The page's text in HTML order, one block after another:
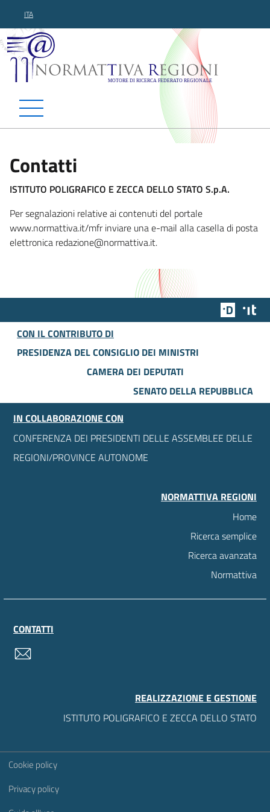
ITA
Normattiva Regioni -
Contatti
ISTITUTO POLIGRAFICO E ZECCA DELLO STATO S.p.A.
Per segnalazioni relative ai contenuti del portale
www.normattiva.it/mfr inviare una e-mail alla casella di posta
elettronica redazione@normattiva.it.
Team
CON IL CONTRIBUTO DI
PRESIDENZA DEL CONSIGLIO DEI MINISTRI
CAMERA DEI DEPUTATI
SENATO DELLA REPUBBLICA
IN COLLABORAZIONE CON
CONFERENZA DEI PRESIDENTI DELLE ASSEMBLEE DELLE
REGIONI/PROVINCE AUTONOME
NORMATTIVA REGIONI
Home
Ricerca semplice
Ricerca avanzata
Normattiva
CONTATTI
REALIZZAZIONE E GESTIONE
ISTITUTO POLIGRAFICO E ZECCA DELLO STATO
Sezione Link Utili
Cookie policy
Privacy policy